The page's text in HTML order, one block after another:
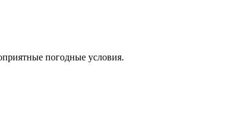
погодные условия.